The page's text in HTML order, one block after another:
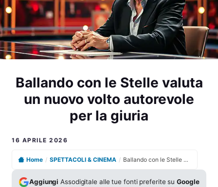
Ballando con le Stelle valuta
un nuovo volto autorevole
per la giuria
16 APRILE 2026
Home / SPETTACOLI & CINEMA / Ballando con le Stelle valuta un nuovo volto autorevole per la giuria
Aggiungi Assodigitale alle tue fonti preferite suGoogle